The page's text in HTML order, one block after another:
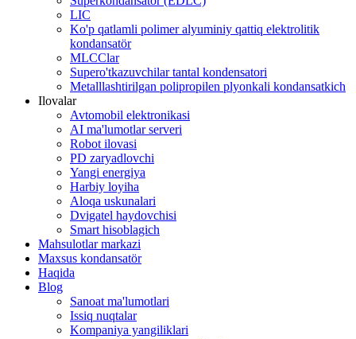
LIC
Ko'p qatlamli polimer alyuminiy qattiq elektrolitik
kondansatör
MLCClar
Supero'tkazuvchilar tantal kondensatori
Metalllashtirilgan polipropilen plyonkali kondansatkich
Ilovalar
Avtomobil elektronikasi
AI ma'lumotlar serveri
Robot ilovasi
PD zaryadlovchi
Yangi energiya
Harbiy loyiha
Aloqa uskunalari
Dvigatel haydovchisi
Smart hisoblagich
Mahsulotlar markazi
Maxsus kondansatör
Haqida
Blog
Sanoat ma'lumotlari
Issiq nuqtalar
Kompaniya yangiliklari